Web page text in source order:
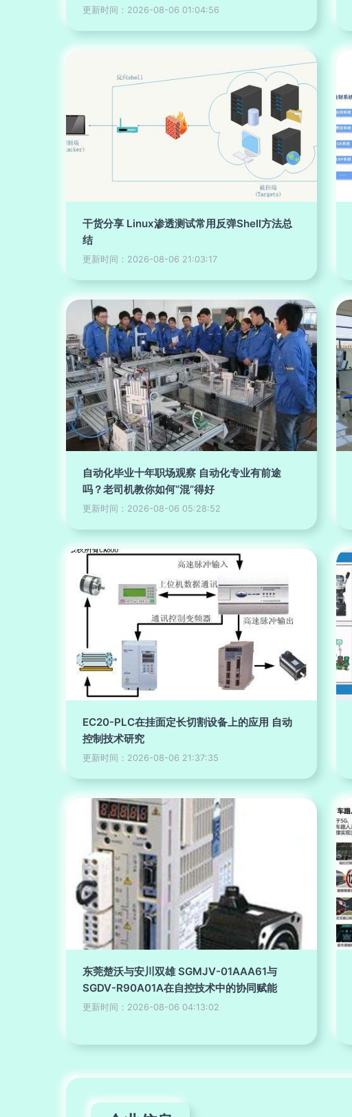
更新时间：2026-08-06 01:04:56
干货分享 Linux渗透测试常用反弹Shell方法总
结
更新时间：2026-08-06 21:03:17
自动化毕业十年职场观察 自动化专业有前途
吗？老司机教你如何“混”得好
更新时间：2026-08-06 05:28:52
EC20-PLC在挂面定长切割设备上的应用 自动
控制技术研究
更新时间：2026-08-06 21:37:35
东莞楚沃与安川双雄 SGMJV-01AAA61与
SGDV-R90A01A在自控技术中的协同赋能
更新时间：2026-08-06 04:13:02